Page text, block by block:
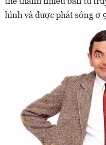
hình và được phát sóng ở